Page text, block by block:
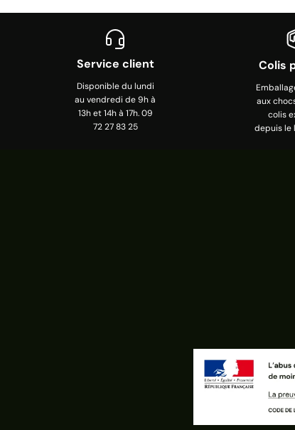
Service client
Disponible du lundi
au vendredi de 9h à
13h et 14h à 17h. 09
72 27 83 25
Colis
aux
colis
depuis le